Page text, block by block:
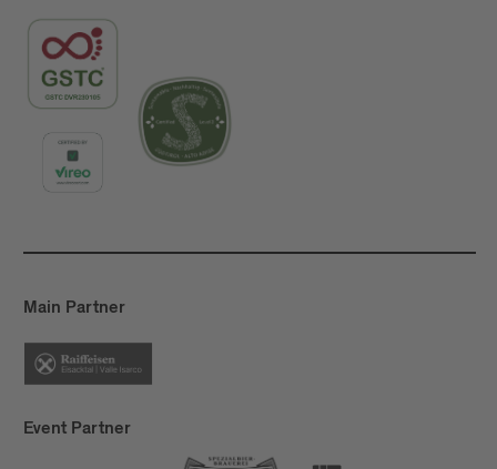
Main Partner
Event Partner